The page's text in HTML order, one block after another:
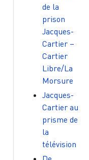
de la
prison
Jacques-
Cartier –
Cartier
Libre/La
Morsure
Jacques-
Cartier au
prisme de
la
télévision